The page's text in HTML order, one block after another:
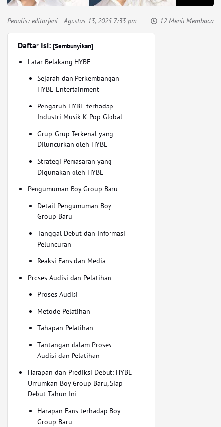
Penulis: editorjeni - Agustus 13, 2025 7:33 pm 12 Menit Membaca
Daftar Isi: [Sembunyikan]
Latar Belakang HYBE
Sejarah dan Perkembangan
HYBE Entertainment
Pengaruh HYBE terhadap
Industri Musik K-Pop Global
Grup-Grup Terkenal yang
Diluncurkan oleh HYBE
Strategi Pemasaran yang
Digunakan oleh HYBE
Pengumuman Boy Group Baru
Detail Pengumuman Boy
Group Baru
Tanggal Debut dan Informasi
Peluncuran
Reaksi Fans dan Media
Proses Audisi dan Pelatihan
Proses Audisi
Metode Pelatihan
Tahapan Pelatihan
Tantangan dalam Proses
Audisi dan Pelatihan
Harapan dan Prediksi Debut: HYBE
Umumkan Boy Group Baru, Siap
Debut Tahun Ini
Harapan Fans terhadap Boy
Group Baru